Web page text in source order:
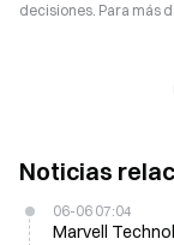
decisiones. Para más
Noticias
06-06 07:04
Marvell